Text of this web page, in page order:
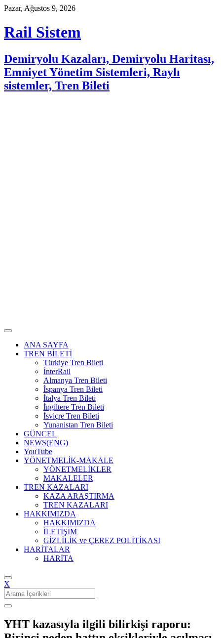
Skip
content
Pazar, Ağustos 9, 2026
Rail Sistem
Demiryolu Kazaları, Demiryolu Haritası,
Emniyet Yönetim Sistemleri, Raylı
sistemler, Tren Bileti
ANA SAYFA
TREN BİLETİ
Türkiye Tren Bileti
İnterRail
Almanya Tren Bileti
İspanya Tren Bileti
İtalya Tren Bileti
İngiltere Tren Bileti
İsviçre Tren Bileti
Yunanistan Tren Bileti
GÜNCEL
NEWS(ENG)
YouTube
YÖNETMELİK-MAKALE
YÖNETMELİKLER
MAKALELER
TREN KAZALARI
KAZA ARAŞTIRMA
TREN KAZALARI
HAKKIMIZDA
HAKKIMIZDA
İLETİŞİM
GİZLİLİK ve ÇEREZ POLİTİKASI
HARİTALAR
HARİTA
X
Search
for:
YHT kazasıyla ilgili bilirkişi raporu: